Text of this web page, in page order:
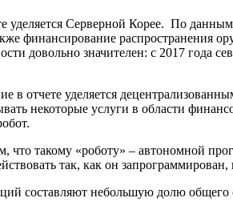
уделяется Серверной Корее. По
финансирование
довольно значителен: с 2017 года
в отчете уделяется
некоторые услуги в области
что такому «роботу» – автономной
так, как он
составляют небольшую долю